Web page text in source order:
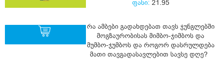
ფასი: 21.95
რა ამბები გადახდებათ თავს ჯუნგლებში
მოგზაურობისას მიმბო-ჯიმბოს და
მუმბო-ჯუმბოს და როგორ დასრულდება
მათი თავგადასავლებით სავსე დღე?